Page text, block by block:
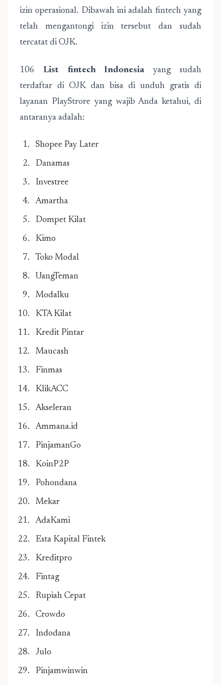
izin operasional. Dibawah ini adalah fintech yang
telah mengantongi izin tersebut dan sudah
tercatat di OJK.
106 List fintech Indonesiayang sudah
terdaftar di OJK dan bisa di unduh gratis di
layanan PlayStrore yang wajib Anda ketahui, di
antaranya adalah:
Shopee Pay Later
Danamas
Investree
Amartha
Dompet Kilat
Kimo
Toko Modal
UangTeman
Modalku
KTA Kilat
Kredit Pintar
Maucash
Finmas
KlikACC
Akseleran
Ammana.id
PinjamanGo
KoinP2P
Pohondana
Mekar
AdaKami
Esta Kapital Fintek
Kreditpro
Fintag
Rupiah Cepat
Crowdo
Indodana
Julo
Pinjamwinwin